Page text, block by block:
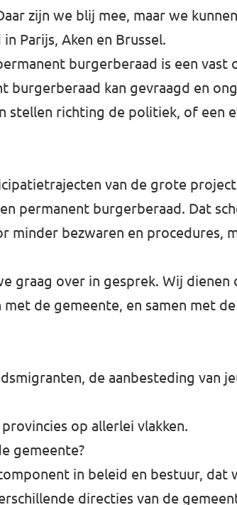
zijn we blij mee, maar we
Parijs, Aken en Brussel.
burgerberaad is een vast
kan gevraagd en
stellen richting de politiek, of een
van de grote
permanent burgerberaad. Dat
bezwaren en procedures,
graag over in gesprek. Wij dienen
de gemeente, en samen met
de aanbesteding van
op allerlei vlakken.
gemeente?
in beleid en bestuur,
directies van de